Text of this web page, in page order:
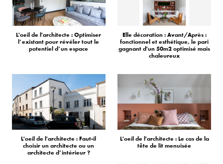
L'oeil de l'architecte : Optimiser
l’existant pour révéler tout le
potentiel d’un espace
Elle décoration : Avant/Après :
fonctionnel et esthétique, le pari
gagnant d'un 50m2 optimisé mais
chaleureux
L'oeil de l'architecte : Faut-il
choisir un architecte ou un
architecte d’intérieur ?
L'oeil de l'architecte : Le cas de la
tête de lit menuisée